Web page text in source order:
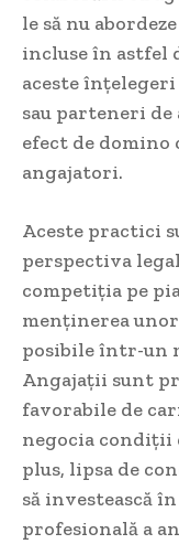
le să nu
incluse în astfel
aceste
sau parteneri
efect de domino
angajatori.
Aceste practici
perspectiva
competiția pe
menținerea
posibile într-un
Angajații sunt
favorabile de
negocia condiții
plus, lipsa de
să investească
profesională a